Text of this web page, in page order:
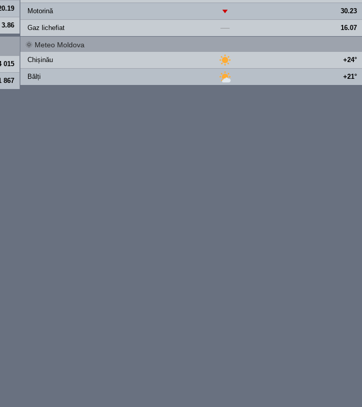
3.86
Motorină ▼ 30.23
Gaz lichefiat — 16.07
015
867
🌞 Meteo Moldova
Chișinău +24°
Bălți +21°